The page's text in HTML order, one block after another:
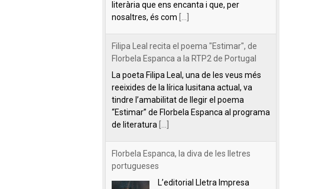
literària que ens encanta i que, per
nosaltres, és com
Filipa Leal recita el poema "Estimar", de
Florbela Espanca a la RTP2 de Portugal
La poeta Filipa Leal, una de les veus més
reeixides de la lírica lusitana actual, va
tindre l’amabilitat de llegir el poema
“Estimar” de Florbela Espanca al programa
de literatura
Florbela Espanca, la diva de les lletres
portugueses
L’editorial Lletra Impresa